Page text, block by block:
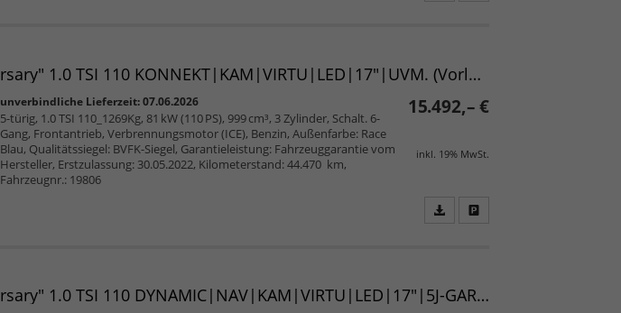
Style (D4) "25th Anniversary" 1.0 TSI 110 KONNEKT|KAM|VIRTU|LED|17"|UVM. (Vorlauf 07.06.2026)
15.492,– €
inkl. 19% MwSt.
unverbindliche Lieferzeit:07.06.2026
5-türig, 1.0 TSI 110_1269Kg, 81 kW (110 PS), 999 cm³, 3 Zylinder, Schalt. 6-
Gang, Frontantrieb, Verbrennungsmotor (ICE), Benzin, Außenfarbe: Race
Blau, Qualitätssiegel: BVFK-Siegel, Garantieleistung: Fahrzeuggarantie vom
Hersteller, Erstzulassung: 30.05.2022, Kilometerstand: 44.470 km,
Fahrzeugnr.: 19806
Style (D4) "25th Anniversary" 1.0 TSI 110 DYNAMIC|NAV|KAM|VIRTU|LED|17"|5J-GAR|UVM.